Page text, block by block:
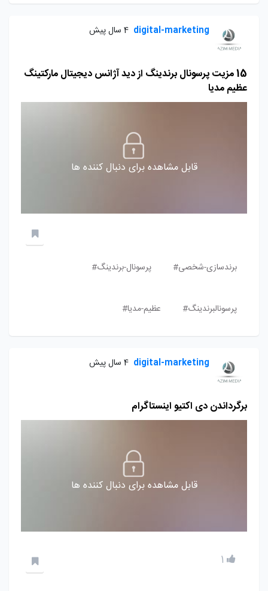
digital-marketing 4 سال پیش
15 مزیت پرسونال برندینگ از دید آژانس دیجیتال مارکتینگ
عظیم مدیا
قابل مشاهده برای دنبال کننده ها
برندسازی-شخصی# پرسونال-برندینگ#
پرسونالبرندینگ# عظیم-مدیا#
digital-marketing 4 سال پیش
برگرداندن دی اکتیو اینستاگرام
قابل مشاهده برای دنبال کننده ها
1